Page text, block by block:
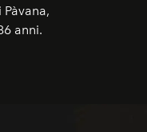
anni.